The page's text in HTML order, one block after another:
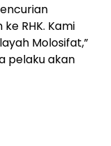
RHK. Kami
Molosifat,”
pelaku akan